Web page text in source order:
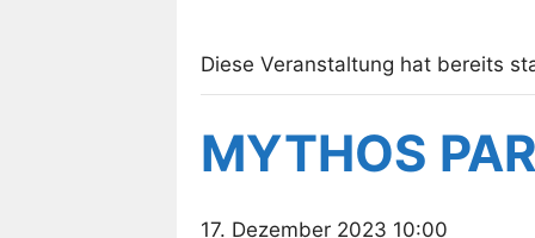
Diese Veranstaltung hat bereits
MYTHOS
17. Dezember 2023 10:00